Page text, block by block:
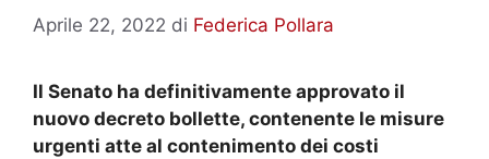
Aprile 22, 2022 di Federica Pollara
Il Senato ha definitivamente approvato il
nuovo decreto bollette, contenente le misure
urgenti atte al contenimento dei costi